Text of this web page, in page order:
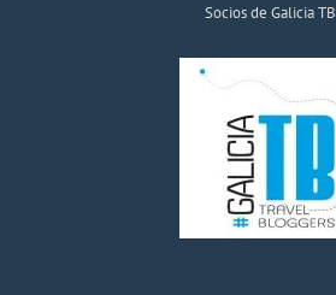
Socios de Galicia TB